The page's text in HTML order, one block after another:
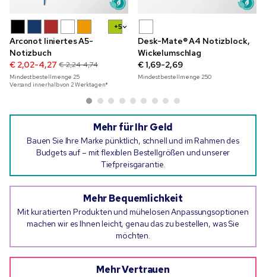
+5
Arconot liniertes A5-
Notizbuch
€ 2,02-4,27 € 2,24-4,74
Mindestbestellmenge25
Versand innerhalb von 2 Werktagen*
Desk-Mate® A4 Notizblock,
Wickelumschlag
€ 1,69-2,69
Mindestbestellmenge250
Mehr für Ihr Geld
Bauen Sie Ihre Marke pünktlich, schnell und im Rahmen des
Budgets auf – mit flexiblen Bestellgrößen und unserer
Tiefpreisgarantie.
Mehr Bequemlichkeit
Mit kuratierten Produkten und mühelosen Anpassungsoptionen
machen wir es Ihnen leicht, genau das zu bestellen, was Sie
möchten.
Mehr Vertrauen